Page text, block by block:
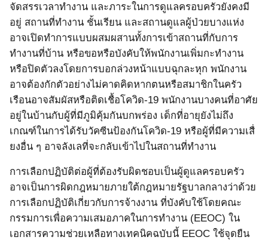
จัดสรรเวลาทำงาน และภาระในการดูแลครอบครัวยังคงมี
อยู่ สถานที่ทำงาน ชั้นเรียน และสถานดูแลผู้ป่วยบางแห่ง
อาจเปิดทำการแบบผสมผสานทั้งการเข้าสถานที่กับการ
ทำงานที่บ้าน หรือขอหรือบังคับให้พนักงานเพิ่มกะทำงาน
หรือปิดตัวลงโดยการบอกล่วงหน้าแบบฉุกละหุก พนักงาน
อาจต้องกักตัวอย่างไม่คาดคิดหากตนหรือสมาชิกในครัว
เรือนอาจสัมผัสหรือติดเชื้อโควิด-19 พนักงานบางคนที่อาศัย
อยู่ในบ้านกับผู้ที่มีภูมิคุ้มกันบกพร่อง เด็กที่อายุยังไม่ถึง
เกณฑ์ในการได้รับวัคซีนป้องกันโควิด-19 หรือผู้ที่มีความเสื่
ยงอื่น ๆ อาจลังเลที่จะกลับเข้าไปในสถานที่ทำงาน
การเลือกปฏิบัติต่อผู้ที่ต้องรับผิดชอบเป็นผู้ดูแลครอบครัว
อาจเป็นการผิดกฎหมายภายใต้กฎหมายรัฐบาลกลางว่าด้วย
การเลือกปฏิบัติเกี่ยวกับการจ้างงาน ที่บังคับใช้โดยคณะ
กรรมการเพื่อความเสมอภาคในการทำงาน (EEOC) ใน
เอกสารความช่วยเหลือทางเทคนิคฉบับนี้ EEOC ใช้จุดยืน